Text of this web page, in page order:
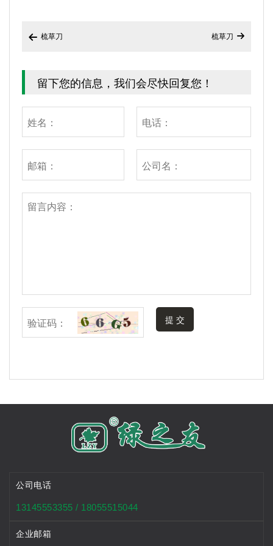
 梳草刀 
梳草刀
留下您的信息，我们会尽快回复您！
提 交
公司电话
13145553355 / 18055515044
企业邮箱